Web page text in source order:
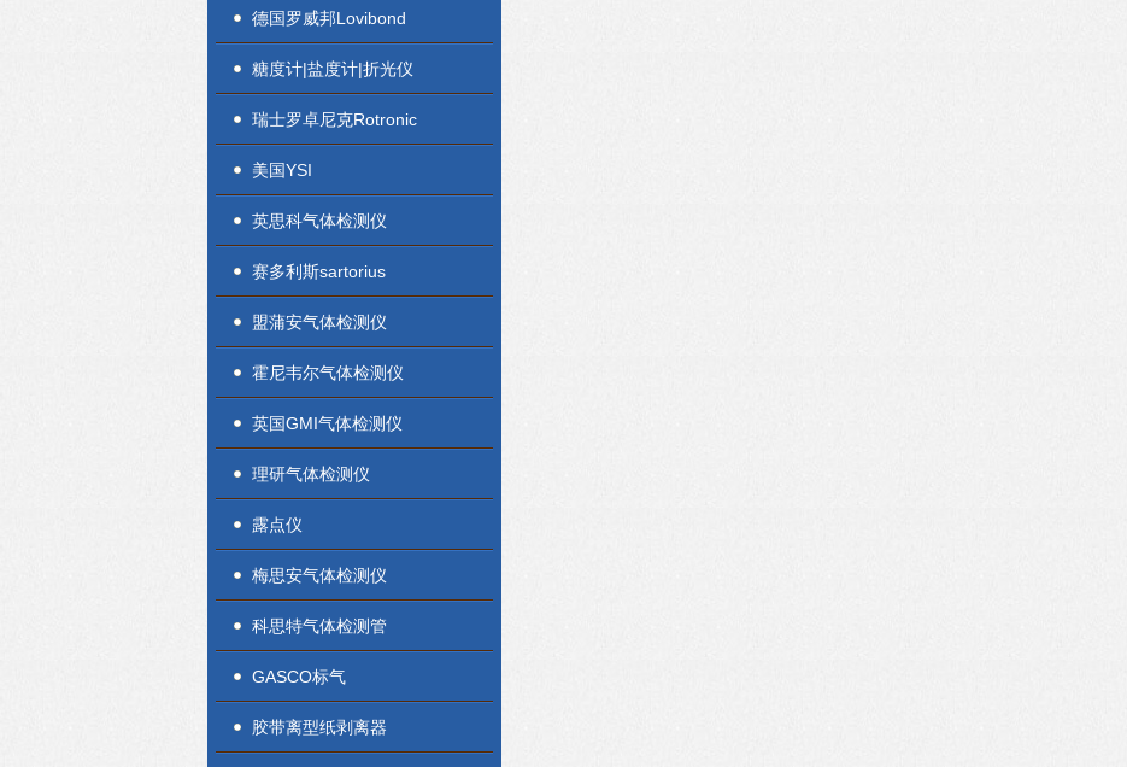
德国罗威邦Lovibond
糖度计|盐度计|折光仪
瑞士罗卓尼克Rotronic
美国YSI
英思科气体检测仪
赛多利斯sartorius
盟蒲安气体检测仪
霍尼韦尔气体检测仪
英国GMI气体检测仪
理研气体检测仪
露点仪
梅思安气体检测仪
科思特气体检测管
GASCO标气
胶带离型纸剥离器